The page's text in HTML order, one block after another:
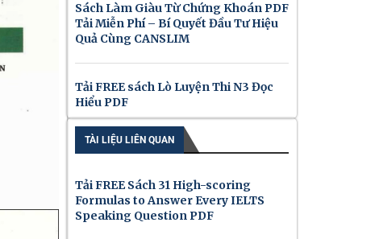
Sách Làm Giàu Từ Chứng Khoán PDF
Tải Miễn Phí – Bí Quyết Đầu Tư Hiệu
Quả Cùng CANSLIM
Tải FREE sách Lò Luyện Thi N3 Đọc
Hiểu PDF
TÀI LIỆU LIÊN QUAN
Tải FREE Sách 31 High-scoring
Formulas to Answer Every IELTS
Speaking Question PDF